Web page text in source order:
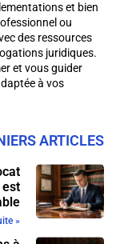
et bien
ou
des ressources
juridiques.
et vous guider
à vos
ARTICLES
»